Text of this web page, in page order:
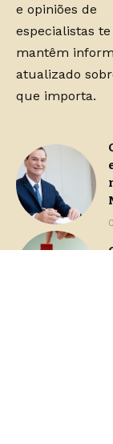
e opiniões de
especialistas te
mantêm
atualizado
que importa.